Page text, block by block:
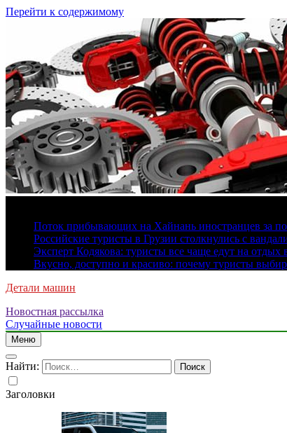
Перейти к содержимому
Поток прибывающих на Хайнань иностранцев за
Российские туристы в Грузии столкнулись с
Эксперт Кодякова: туристы все чаще едут на
Вкусно, доступно и красиво: почему туристы
Детали машин
Новостная рассылка
Случайные новости
Меню
Найти:
Заголовки